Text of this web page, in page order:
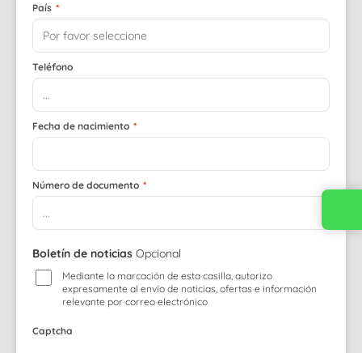
País *
Teléfono
Fecha de nacimiento *
Número de documento *
Boletín de noticias Opcional
Mediante la marcación de esta casilla, autorizo
expresamente al envío de noticias, ofertas e información
relevante por correo electrónico
Captcha